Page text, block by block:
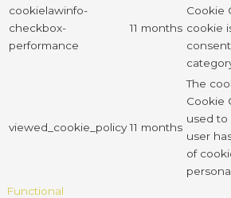
cookielawinfo-
checkbox-
performance
11 months
Cookie
cookie
viewed_cookie_policy 11 months
The
Cookie
used
user
of
Functional